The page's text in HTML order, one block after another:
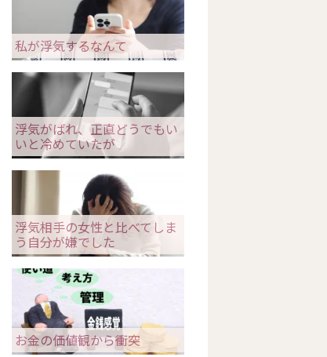
私が浮気するなんて
浮気がばれ、正直どうでもい
いと冷めていたが
浮気相手の女性と比べてしま
う自分が嫌でした
お金の価値観から衝突